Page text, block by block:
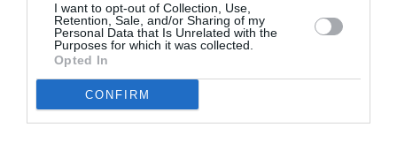
I want to opt-out of Collection, Use,
Retention, Sale, and/or Sharing of my
Personal Data that Is Unrelated with the
Purposes for which it was collected.
Opted In
CONFIRM
Verdi Europei: “L’esternalizzazione delle
richieste d’asilo è illegale e costosa
Articolo seguente
Migranti. Protezione internazionale: la
nuova lista dei “Paesi sicuri”